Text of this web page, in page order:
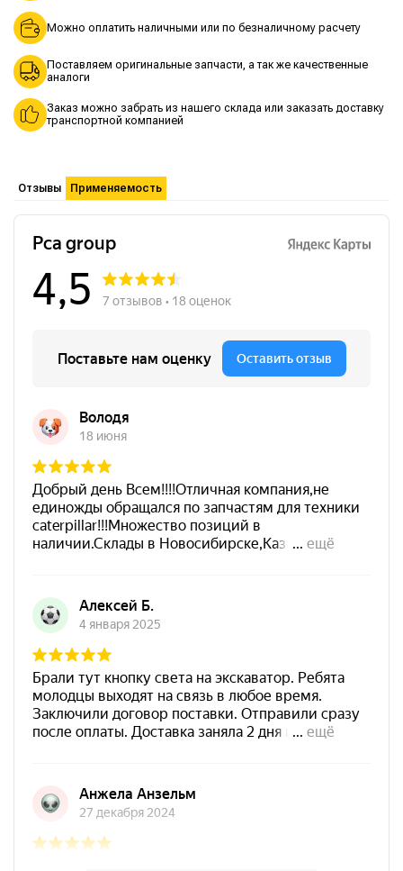
Можно оплатить наличными или по безналичному расчету
Поставляем оригинальные запчасти, а так же качественные
аналоги
Заказ можно забрать из нашего склада или заказать доставку
транспортной компанией
Отзывы Применяемость